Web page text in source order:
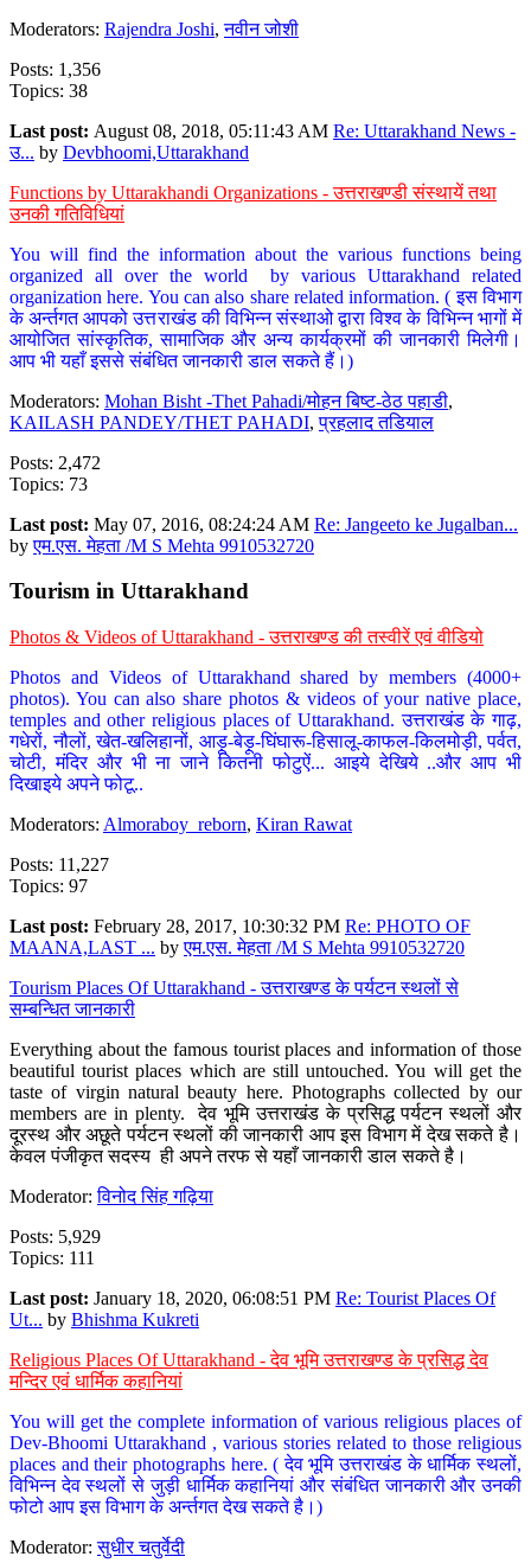
Moderators: Rajendra Joshi,नवीन जोशी
Posts: 1,356
Topics: 38
Last post: August 08, 2018, 05:11:43 AM Re: Uttarakhand News -
उ... by Devbhoomi,Uttarakhand
Functions by Uttarakhandi Organizations - उत्तराखण्डी संस्थायें तथा
उनकी गतिविधियां
You will find the information about the various functions being
organized all over the world by various Uttarakhand related
organization here. You can also share related information. ( इस विभाग
के अर्न्तगत आपको उत्तराखंड की विभिन्न संस्थाओ द्वारा विश्व के विभिन्न भागों में
आयोजित सांस्कृतिक, सामाजिक और अन्य कार्यक्रमों की जानकारी मिलेगी।
आप भी यहाँ इससे संबंधित जानकारी डाल सकते हैं।)
Moderators: Mohan Bisht -Thet Pahadi/मोहन बिष्ट-ठेठ पहाडी,
KAILASH PANDEY/THET PAHADI,प्रहलाद तडियाल
Posts: 2,472
Topics: 73
Last post: May 07, 2016, 08:24:24 AM Re: Jangeeto ke Jugalban...
byएम.एस. मेहता /M S Mehta 9910532720
Tourism in Uttarakhand
Photos & Videos of Uttarakhand - उत्तराखण्ड की तस्वीरें एवं वीडियो
Photos and Videos of Uttarakhand shared by members (4000+
photos). You can also share photos & videos of your native place,
temples and other religious places of Uttarakhand. उत्तराखंड के गाढ़,
गधेरों, नौलों, खेत-खलिहानों, आड़ू-बेड़ू-घिंघारू-हिसालू-काफल-किलमोड़ी, पर्वत,
चोटी, मंदिर और भी ना जाने कितनी फोटुऐं... आइये देखिये ..और आप भी
दिखाइये अपने फोटू..
Moderators: Almoraboy_reborn, Kiran Rawat
Posts: 11,227
Topics: 97
Last post: February 28, 2017, 10:30:32 PM Re: PHOTO OF
MAANA,LAST ... byएम.एस. मेहता /M S Mehta 9910532720
Tourism Places Of Uttarakhand - उत्तराखण्ड के पर्यटन स्थलों से
सम्बन्धित जानकारी
Everything about the famous tourist places and information of those
beautiful tourist places which are still untouched. You will get the
taste of virgin natural beauty here. Photographs collected by our
members are in plenty. देव भूमि उत्तराखंड के प्रसिद्ध पर्यटन स्थलों और
दूरस्थ और अछूते पर्यटन स्थलों की जानकारी आप इस विभाग में देख सकते है।
केवल पंजीकृत सदस्य ही अपने तरफ से यहाँ जानकारी डाल सकते है।
Moderator:विनोद सिंह गढ़िया
Posts: 5,929
Topics: 111
Last post: January 18, 2020, 06:08:51 PM Re: Tourist Places Of
Ut... by Bhishma Kukreti
Religious Places Of Uttarakhand - देव भूमि उत्तराखण्ड के प्रसिद्ध देव
मन्दिर एवं धार्मिक कहानियां
You will get the complete information of various religious places of
Dev-Bhoomi Uttarakhand , various stories related to those religious
places and their photographs here. ( देव भूमि उत्तराखंड के धार्मिक स्थलों,
विभिन्न देव स्थलों से जुड़ी धार्मिक कहानियां और संबंधित जानकारी और उनकी
फोटो आप इस विभाग के अर्न्तगत देख सकते है।)
Moderator:सुधीर चतुर्वेदी